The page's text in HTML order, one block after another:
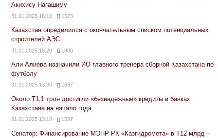
Акихису Нагашиму
31.01.2025 16:10 1523
Казахстан определился с окончательным списком потенциальных
строителей АЭС
31.01.2025 15:20 1800
Али Алиева назначили ИО главного тренера сборной Казахстана по
футболу
31.01.2025 13:30 1597
Около Т1,1 трлн достигли «безнадежные» кредиты в банках
Казахстана на начало года
31.01.2025 13:18 1557
Сенатор: Финансирование МЭПР РК «Казгидромета» в Т12 млрд –